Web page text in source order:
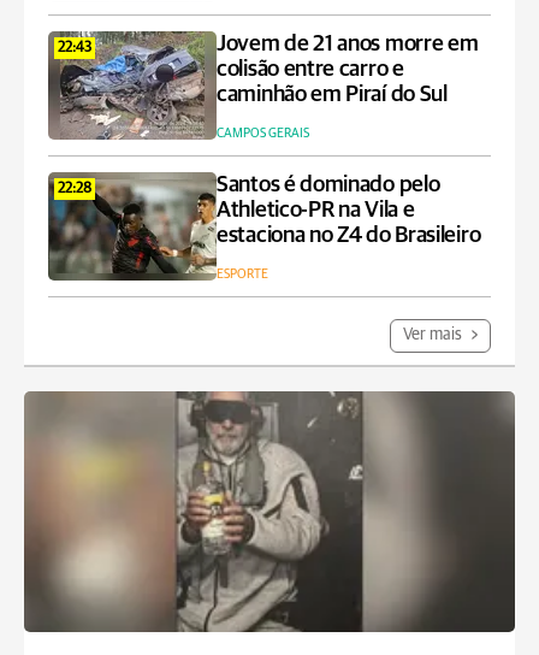
22:43
Jovem de 21 anos morre em
colisão entre carro e
caminhão em Piraí do Sul
CAMPOS GERAIS
22:28
Santos é dominado pelo
Athletico-PR na Vila e
estaciona no Z4 do Brasileiro
ESPORTE
Ver mais